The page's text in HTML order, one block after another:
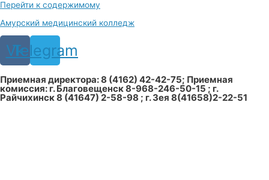
Перейти к содержимому
Амурский медицинский колледж
Vk
Telegram
Приемная директора: 8 (4162) 42-42-75; Приемная
комиссия: г. Благовещенск 8-968-246-50-15 ; г.
Райчихинск 8 (41647) 2-58-98 ; г. Зея 8(41658)2-22-51